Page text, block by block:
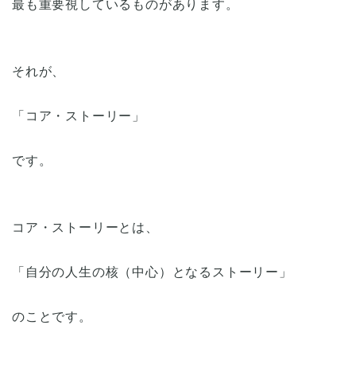
最も重要視しているものがあります。
それが、
「コア・ストーリー」
です。
コア・ストーリーとは、
「自分の人生の核（中心）となるストーリー」
のことです。